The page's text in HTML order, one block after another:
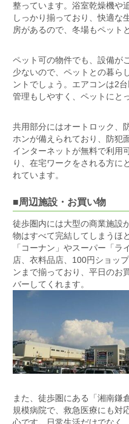
整っています。浴室乾燥機や
しっかり揃っており、快適な
房があるので、冬場もペット
ペット可の物件でも、設備が
少ないので、ペットとの暮ら
ントでしょう。エアコンは2
管理もしやすく、ペットにと
共用部分にはオートロック、
ホンが備えられており、防犯
インターネットが無料で利用
り、在宅ワークをされる方に
れています。
■周辺施設・お買い物
徒歩圏内には大型の商業施設
物はすべて完結してしまうほ
「コーナン」やスーパー「
店、衣料品店、100円ショッ
ンまで揃っており、平日のお
バーしてくれます。
また、徒歩圏にある「湘南鎌
規模病院で、救急医療にも対